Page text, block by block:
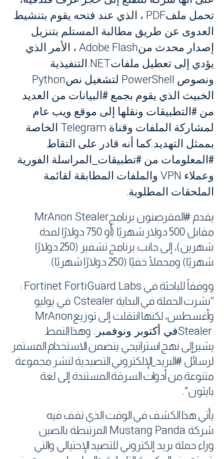
تحمل ملفPDF ، الذي عند فتحه يقوم بتنشيط
العدوى عن طريق مطالبة المستلم بتنزيل
إصدار محدث منAdobe Flash ، الأمر الذي
يؤدي إلى تعطيل ملفات.NETالتنفيذية
ونصوص PowerShell لتشغيل نصPython
الخبيث الذي يقوم بجمع #البيانات من العديد
من #التطبيقات ونقلها إلى موقع ويب عام
لمشاركة الملفات وقناة Telegram الخاصة
بممثل التهديد.كما أنه قادر على التقاط
#المعلومات من #تطبيقات_المراسلة الفورية
وعملاء VPN والملفات المطابقة لقائمة
الملحقات المطلوبة.
يقدم #المقرصنون برنامجMrAnon Stealer
مقابل 500 دولار شهريًا (أو 750 دولارًا لمدة
شهرين)، إلى جانب برنامج تشفير (250 دولارًا
شهريًا) ومحملًا خفيًا (250 دولارًا شهريًا)
.
ووفقاً للباحثة في Fortinet FortiGuard Labs
:
“نشرت الحملة في البداية Cstealer في يوليو
وأغسطس، لكنها انتقلت إلى توزيعMrAnon
Stealerفي أكتوبر ونوفمبر . وهذا النمط
يشيرإلى نهج استراتيجي يتضمن الاستخدام المستمر
لرسائل #البريد_الإلكتروني التصيدية لنشر مجموعة
متنوعة من أدوات السرقة المستندة إلى لغة
بايثون.”
يأتي هذا الكشف في الوقت الذي تقف فيه
شركة Mustang Panda المرتبطة بالصين
وراء حملة بريد إلكتروني للتصيد الإحتيالي والتي